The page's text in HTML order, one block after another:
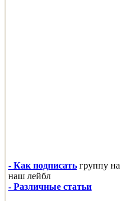
- Как подписать группу на
наш лейбл
- Различные статьи